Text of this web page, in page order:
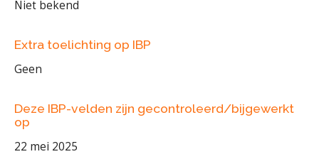
Niet bekend
Extra toelichting op IBP
Geen
Deze IBP-velden zijn gecontroleerd/bijgewerkt
op
22 mei 2025